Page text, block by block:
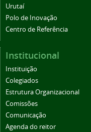
Urutaí
Polo de Inovação
Centro de Referência
Institucional
Instituição
Colegiados
Estrutura Organizacional
Comissões
Comunicação
Agenda do reitor